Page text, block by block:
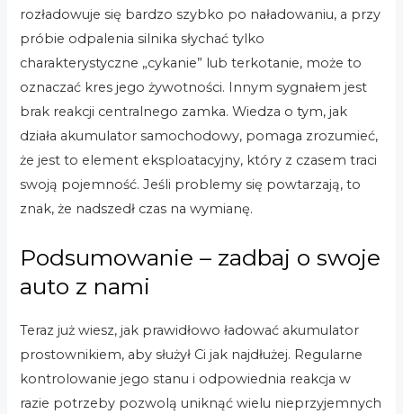
rozładowuje się bardzo szybko po naładowaniu, a przy
próbie odpalenia silnika słychać tylko
charakterystyczne „cykanie” lub terkotanie, może to
oznaczać kres jego żywotności. Innym sygnałem jest
brak reakcji centralnego zamka. Wiedza o tym, jak
działa akumulator samochodowy, pomaga zrozumieć,
że jest to element eksploatacyjny, który z czasem traci
swoją pojemność. Jeśli problemy się powtarzają, to
znak, że nadszedł czas na wymianę.
Podsumowanie – zadbaj o swoje
auto z nami
Teraz już wiesz, jak prawidłowo ładować akumulator
prostownikiem, aby służył Ci jak najdłużej. Regularne
kontrolowanie jego stanu i odpowiednia reakcja w
razie potrzeby pozwolą uniknąć wielu nieprzyjemnych